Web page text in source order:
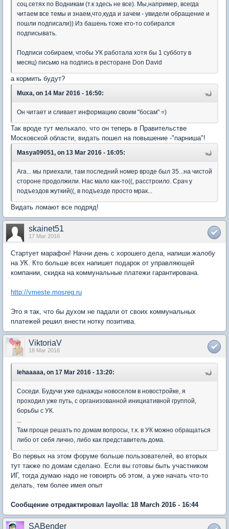
соц.сетях по Водникам (т.к здесь не все). Мы,например, всегда
читаем все темы и знаем,что,куда и зачем - увидели обращение и
пошли подписали)) Из башень тоже кто-то собирался
подписывать.
Подписи собираем, чтобы УК работала хотя бы 1 субботу в
месяц) письмо на подпись в ресторане Don David
а кормить будут?
Muxa, on 14 Mar 2016 - 16:50:
Он читает и сливает информацию своим "босам" =)
Так вроде тут мелькало, что он теперь в Правительстве
Московской области, видать пошел на повышение -"парниша"!
Masya09051, on 13 Mar 2016 - 16:05:
Ага... мы приехали, там последний номер вроде был 35...на чистой
стороне продолжили. Нас мало как-то((, расстроило. Срач у
подъездов жуткий((, в подъезде просто мрак...
Видать ломают все подряд!
skainet51
17 Mar 2016
Стартует марафон! Начни день с хорошего дела, напиши жалобу
на УК. Кто больше всех напишет подарок от управляющей
компании, скидка на коммунальные платежи гарантирована.
http://vmeste.mosreg.ru
Это я так, что бы духом не падали от своих коммунальных
платежей решил внести нотку позитива.
ViktoriaV
18 Mar 2016
lehaaaaa, on 17 Mar 2016 - 13:20:
Соседи. Будучи уже однажды новоселом в новостройке, я
проходил уже путь, с организованной инициативной группой,
борьбы с УК.
...
Там проще решать по домам вопросы, т.к. в УК можно обращаться
либо от себя лично, либо как представитель дома.
Во первых на этом форуме больше пользователей, во вторых
тут также по домам сделано. Если вы готовы быть участником
ИГ, тогда думаю надо не говоирть об этом, а уже начать что-то
делать, тем более имея опыт
Сообщение отредактировал layolla: 18 March 2016 - 16:44
SABender